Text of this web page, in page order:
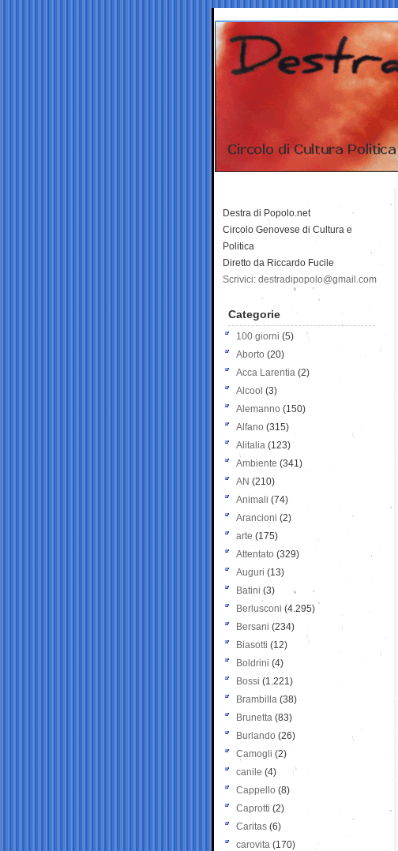
Destra di Popolo.net
Circolo Genovese di Cultura e
Politica
Diretto da Riccardo Fucile
Scrivici: destradipopolo@gmail.com
Categorie
100 giorni (5)
Aborto (20)
Acca Larentia (2)
Alcool (3)
Alemanno (150)
Alfano (315)
Alitalia (123)
Ambiente (341)
AN (210)
Animali (74)
Arancioni (2)
arte (175)
Attentato (329)
Auguri (13)
Batini (3)
Berlusconi (4.295)
Bersani (234)
Biasotti (12)
Boldrini (4)
Bossi (1.221)
Brambilla (38)
Brunetta (83)
Burlando (26)
Camogli (2)
canile (4)
Cappello (8)
Caprotti (2)
Caritas (6)
carovita (170)